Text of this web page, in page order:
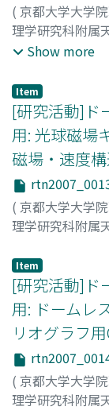
( 京都大学大学
理学研究科附属
年),2008,
Noriaki
ラ, ノリアキ; ノ
シ
Show more
Item
[研究活動]ド
用: 光球磁場
磁場・速度
( 京都大学大学
理学研究科附属
飯田, 佑輔
イイダ, ユウスケ
Item
[研究活動]ド
用: ドームレ
リオグラフ
( 京都大学大学
理学研究科附属